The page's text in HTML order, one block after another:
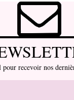
recevoir nos